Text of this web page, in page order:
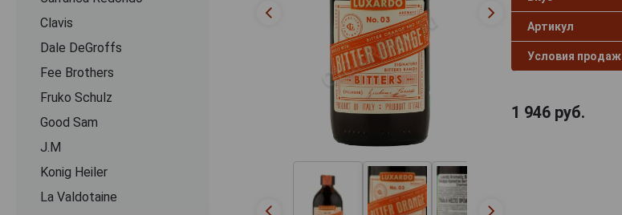
Clavis
Dale DeGroffs
Fee Brothers
Fruko Schulz
Good Sam
J.M
Konig Heiler
La Valdotaine
Артикул
Условия продаж
1 946руб.